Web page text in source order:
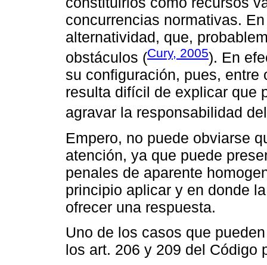
concurrencias normativas.
alternatividad, que,
obstáculos (Cury, 2005). En
su configuración, pues, entre
resulta difícil de explicar que
agravar la responsabilidad
Empero, no puede obviarse
atención, ya que puede
penales de aparente
principio aplicar y en donde
ofrecer una respuesta.
Uno de los casos que
los art. 206 y 209 del Código